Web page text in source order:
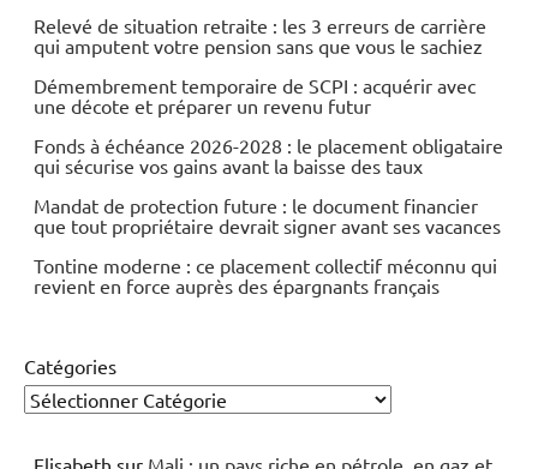
Relevé de situation retraite : les 3 erreurs de carrière
qui amputent votre pension sans que vous le sachiez
Démembrement temporaire de SCPI : acquérir avec
une décote et préparer un revenu futur
Fonds à échéance 2026-2028 : le placement obligataire
qui sécurise vos gains avant la baisse des taux
Mandat de protection future : le document financier
que tout propriétaire devrait signer avant ses vacances
Tontine moderne : ce placement collectif méconnu qui
revient en force auprès des épargnants français
Catégories